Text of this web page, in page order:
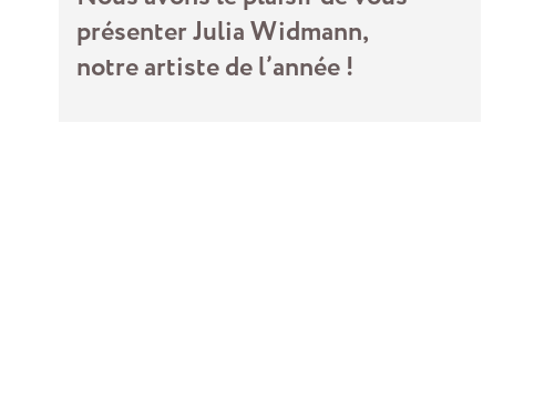
présenter Julia Widmann,
notre artiste de l’année !